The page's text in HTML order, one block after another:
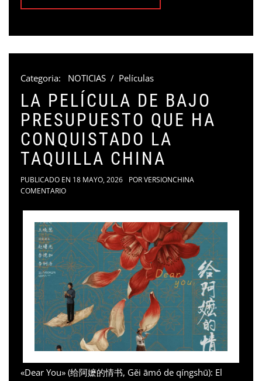
Categoria: NOTICIAS / Películas
LA PELÍCULA DE BAJO
PRESUPUESTO QUE HA
CONQUISTADO LA
TAQUILLA CHINA
PUBLICADO EN 18 MAYO, 2026 PORVERSIONCHINA
COMENTARIO
«Dear You» (给阿嬷的情书, Gěi āmó de qíngshū): El